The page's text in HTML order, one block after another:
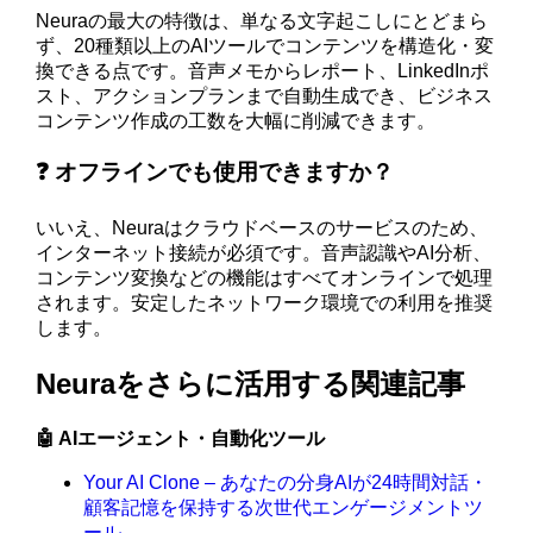
Neuraの最大の特徴は、単なる文字起こしにとどまら
ず、20種類以上のAIツールでコンテンツを構造化・変
換できる点です。音声メモからレポート、LinkedInポ
スト、アクションプランまで自動生成でき、ビジネス
コンテンツ作成の工数を大幅に削減できます。
❓ オフラインでも使用できますか？
いいえ、Neuraはクラウドベースのサービスのため、
インターネット接続が必須です。音声認識やAI分析、
コンテンツ変換などの機能はすべてオンラインで処理
されます。安定したネットワーク環境での利用を推奨
します。
Neuraをさらに活用する関連記事
🤖 AIエージェント・自動化ツール
Your AI Clone – あなたの分身AIが24時間対話・
顧客記憶を保持する次世代エンゲージメントツ